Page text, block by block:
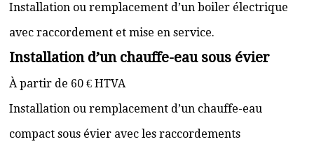
Installation ou remplacement d’un boiler électrique
avec raccordement et mise en service.
Installation d’un chauffe-eau sous évier
À partir de 60 € HTVA
Installation ou remplacement d’un chauffe-eau
compact sous évier avec les raccordements